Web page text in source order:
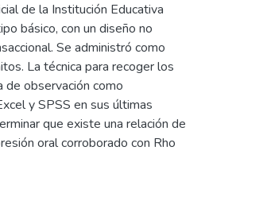
de la Institución Educativa
básico, con un diseño no
Se administró como
La técnica para recoger los
observación como
y SPSS en sus últimas
que existe una relación de
oral corroborado con Rho